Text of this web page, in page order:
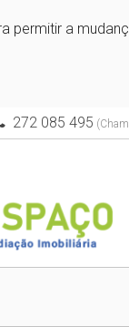
permitir a
272 085 495